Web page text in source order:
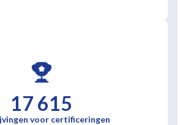
17 615
voor certificeringen